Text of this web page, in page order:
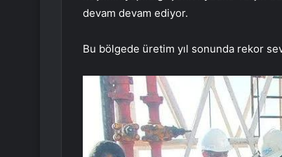
devam devam ediyor.
Bu bölgede üretim yıl sonunda rekor